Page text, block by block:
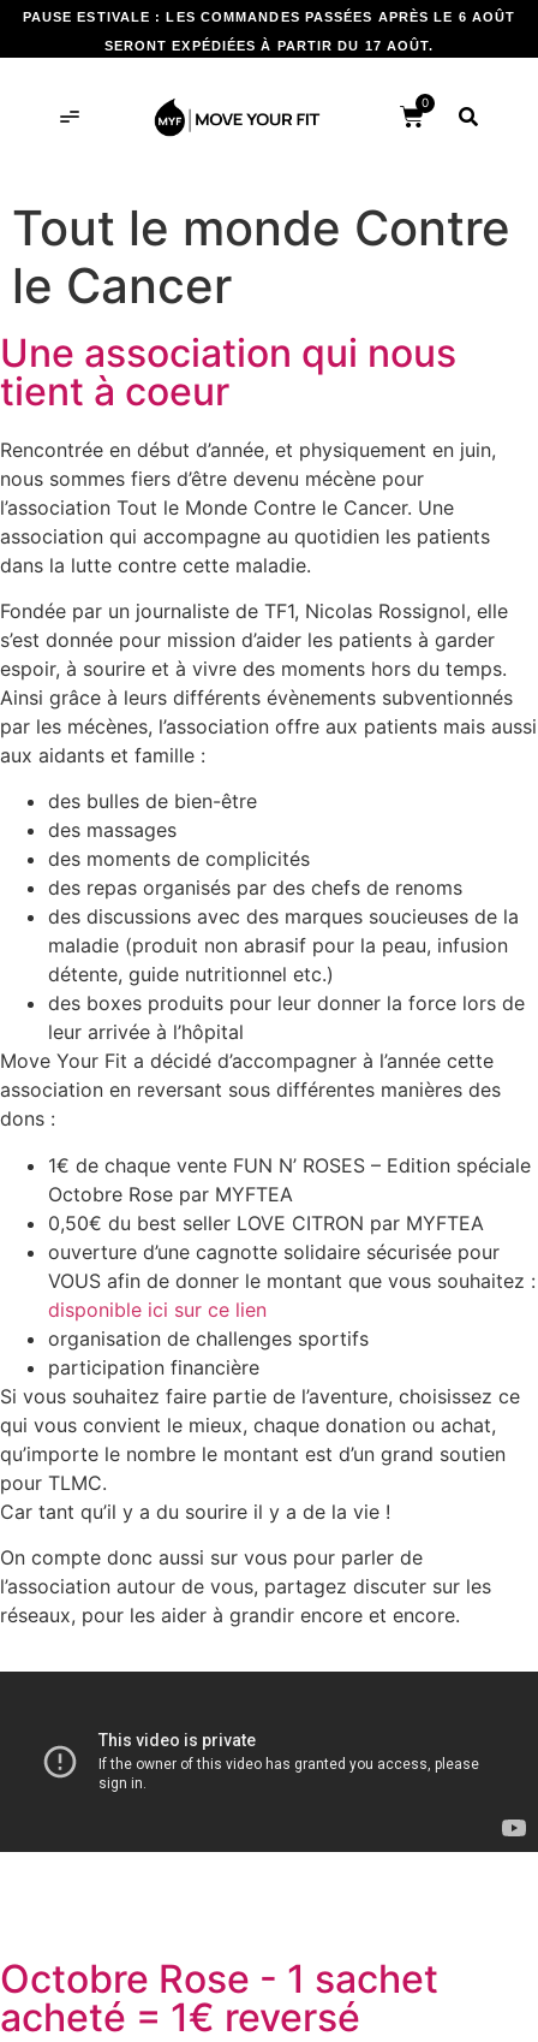
PAUSE ESTIVALE : LES COMMANDES PASSÉES APRÈS LE 6 AOÛT
SERONT EXPÉDIÉES À PARTIR DU 17 AOÛT.
0
Tout le monde Contre
le Cancer
Une association qui nous
tient à coeur
Rencontrée en début d’année, et physiquement en juin,
nous sommes fiers d’être devenu mécène pour
l’association Tout le Monde Contre le Cancer. Une
association qui accompagne au quotidien les patients
dans la lutte contre cette maladie.
Fondée par un journaliste de TF1, Nicolas Rossignol, elle
s’est donnée pour mission d’aider les patients à garder
espoir, à sourire et à vivre des moments hors du temps.
Ainsi grâce à leurs différents évènements subventionnés
par les mécènes, l’association offre aux patients mais aussi
aux aidants et famille :
des bulles de bien-être
des massages
des moments de complicités
des repas organisés par des chefs de renoms
des discussions avec des marques soucieuses de la
maladie (produit non abrasif pour la peau, infusion
détente, guide nutritionnel etc.)
des boxes produits pour leur donner la force lors de
leur arrivée à l’hôpital
Move Your Fit a décidé d’accompagner à l’année cette
association en reversant sous différentes manières des
dons :
1€ de chaque vente FUN N’ ROSES – Edition spéciale
Octobre Rose par MYFTEA
0,50€ du best seller LOVE CITRON par MYFTEA
ouverture d’une cagnotte solidaire sécurisée pour
VOUS afin de donner le montant que vous souhaitez :
disponible ici sur ce lien
organisation de challenges sportifs
participation financière
Si vous souhaitez faire partie de l’aventure, choisissez ce
qui vous convient le mieux, chaque donation ou achat,
qu’importe le nombre le montant est d’un grand soutien
pour TLMC.
Car tant qu’il y a du sourire il y a de la vie !
On compte donc aussi sur vous pour parler de
l’association autour de vous, partagez discuter sur les
réseaux, pour les aider à grandir encore et encore.
Octobre Rose - 1 sachet
acheté = 1€ reversé